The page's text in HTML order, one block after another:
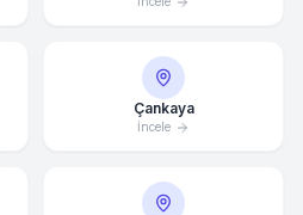
Çankaya
İncele